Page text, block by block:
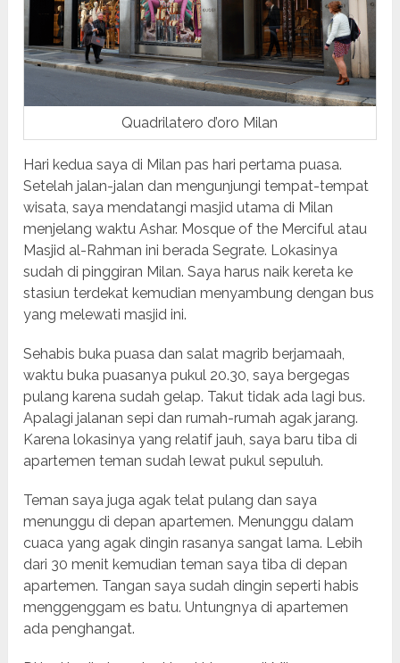
Quadrilatero d’oro Milan
Hari kedua saya di Milan pas hari pertama puasa.
Setelah jalan-jalan dan mengunjungi tempat-tempat
wisata, saya mendatangi masjid utama di Milan
menjelang waktu Ashar. Mosque of the Merciful atau
Masjid al-Rahman ini berada Segrate. Lokasinya
sudah di pinggiran Milan. Saya harus naik kereta ke
stasiun terdekat kemudian menyambung dengan bus
yang melewati masjid ini.
Sehabis buka puasa dan salat magrib berjamaah,
waktu buka puasanya pukul 20.30, saya bergegas
pulang karena sudah gelap. Takut tidak ada lagi bus.
Apalagi jalanan sepi dan rumah-rumah agak jarang.
Karena lokasinya yang relatif jauh, saya baru tiba di
apartemen teman sudah lewat pukul sepuluh.
Teman saya juga agak telat pulang dan saya
menunggu di depan apartemen. Menunggu dalam
cuaca yang agak dingin rasanya sangat lama. Lebih
dari 30 menit kemudian teman saya tiba di depan
apartemen. Tangan saya sudah dingin seperti habis
menggenggam es batu. Untungnya di apartemen
ada penghangat.